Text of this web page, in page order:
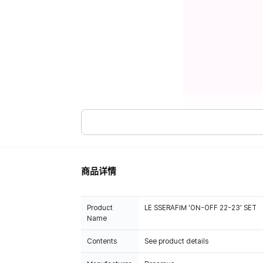
商品详情
Product
Name
LE SSERAFIM 'ON-OFF 22-23' SET
Contents See product details